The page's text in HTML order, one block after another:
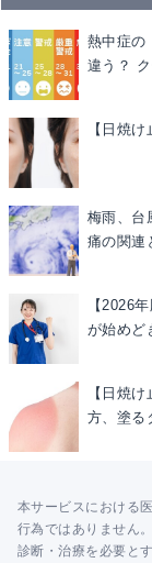
熱中症の
違う？
【日焼
梅雨、台
痛の関連
【2026
が始めど
【日焼
方、塗る
本サービスにおける
行為ではありません。
診断・治療を必要と